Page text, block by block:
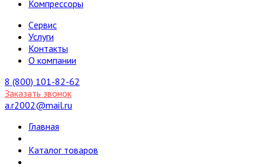
Компрессоры
Cервис
Услуги
Контакты
О компании
8 (800) 101-82-62
Заказать звонок
a.r2002@mail.ru
Главная
Каталог товаров